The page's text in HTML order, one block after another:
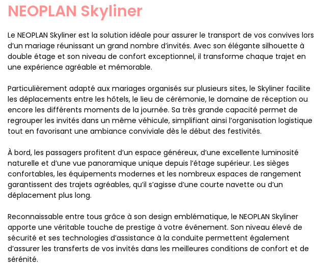
NEOPLAN Skyliner
Le NEOPLAN Skyliner est la solution idéale pour assurer le transport de vos convives lors
d’un mariage réunissant un grand nombre d’invités. Avec son élégante silhouette à
double étage et son niveau de confort exceptionnel, il transforme chaque trajet en
une expérience agréable et mémorable.
Particulièrement adapté aux mariages organisés sur plusieurs sites, le Skyliner facilite
les déplacements entre les hôtels, le lieu de cérémonie, le domaine de réception ou
encore les différents moments de la journée. Sa très grande capacité permet de
regrouper les invités dans un même véhicule, simplifiant ainsi l’organisation logistique
tout en favorisant une ambiance conviviale dès le début des festivités.
À bord, les passagers profitent d’un espace généreux, d’une excellente luminosité
naturelle et d’une vue panoramique unique depuis l’étage supérieur. Les sièges
confortables, les équipements modernes et les nombreux espaces de rangement
garantissent des trajets agréables, qu’il s’agisse d’une courte navette ou d’un
déplacement plus long.
Reconnaissable entre tous grâce à son design emblématique, le NEOPLAN Skyliner
apporte une véritable touche de prestige à votre événement. Son niveau élevé de
sécurité et ses technologies d’assistance à la conduite permettent également
d’assurer les transferts de vos invités dans les meilleures conditions de confort et de
sérénité.